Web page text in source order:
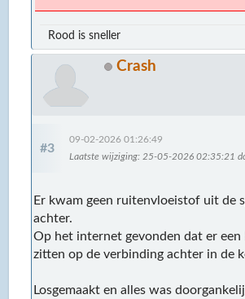
Rood is sneller
Crash
#3
09-02-2026 01:26:49
Laatste wijziging: 25-05-2026 02:35:21
Er kwam geen ruitenvloeistof uit de
achter.
Op het internet gevonden dat er een
zitten op de verbinding achter in de
Losgemaakt en alles was